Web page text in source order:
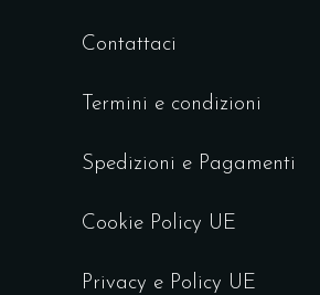
Contattaci
Termini e condizioni
Spedizioni e Pagamenti
Cookie Policy UE
Privacy e Policy UE